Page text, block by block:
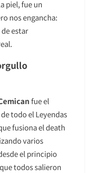
piel, fue un
nos engancha:
estar
fue el
todo el Leyendas
fusiona el death
varios
el principio
todos salieron